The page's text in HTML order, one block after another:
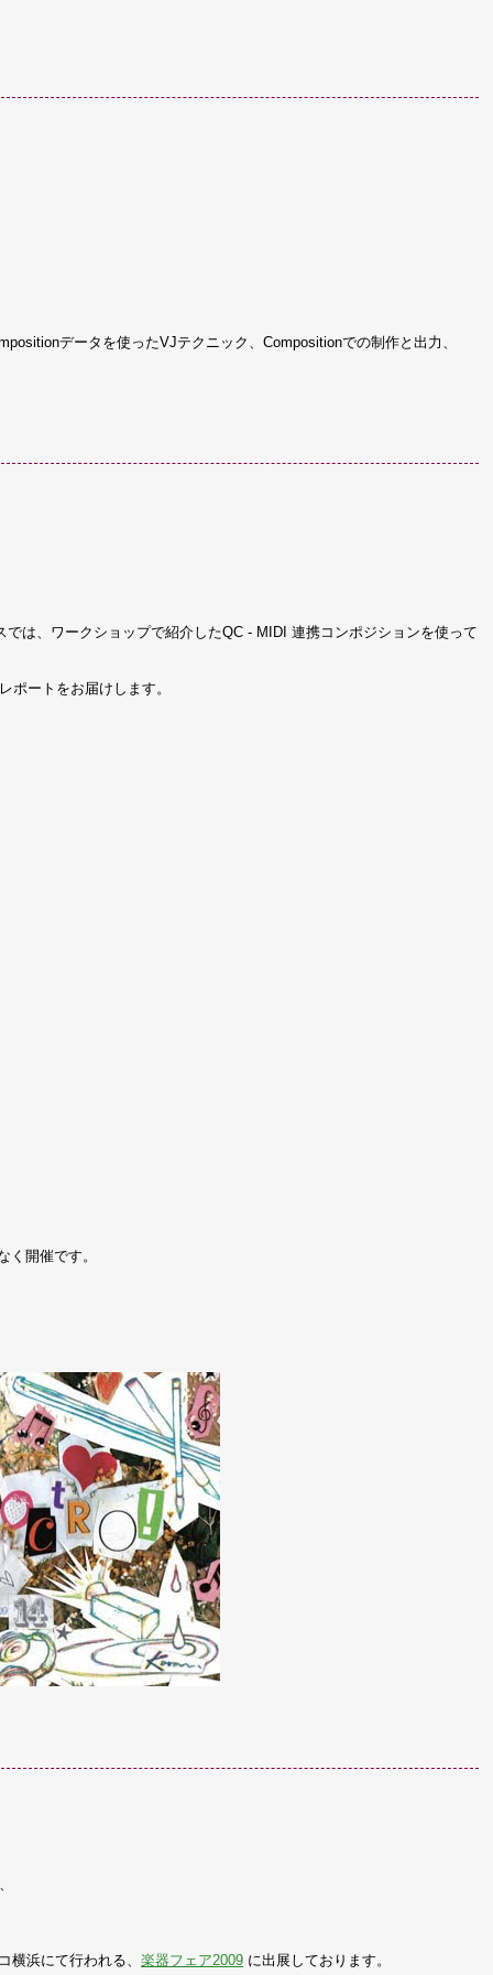
データを使ったVJテクニック、Compositionでの制作と出力、
は、ワークショップで紹介したQC - MIDI 連携コンポジションを使って
ポートをお届けします。
く開催です。
横浜にて行われる、楽器フェア2009 に出展しております。